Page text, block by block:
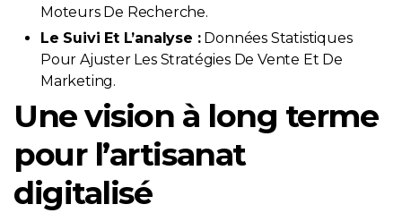
Moteurs De Recherche.
Le Suivi Et L’analyse :Données Statistiques
Pour Ajuster Les Stratégies De Vente Et De
Marketing.
Une vision à long terme
pour l’artisanat
digitalisé